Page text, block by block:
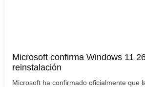
Microsoft confirma Windows 11
reinstalación
Microsoft ha confirmado oficialmente que